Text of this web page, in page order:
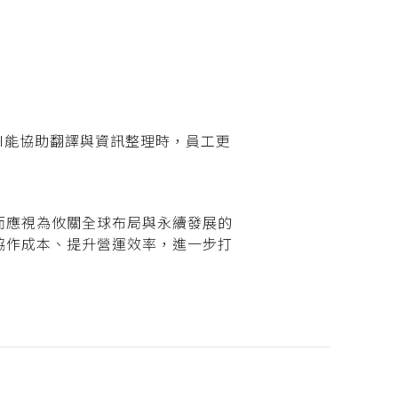
協助翻譯與資訊整理時，員工更
視為攸關全球布局與永續發展的
成本、提升營運效率，進一步打